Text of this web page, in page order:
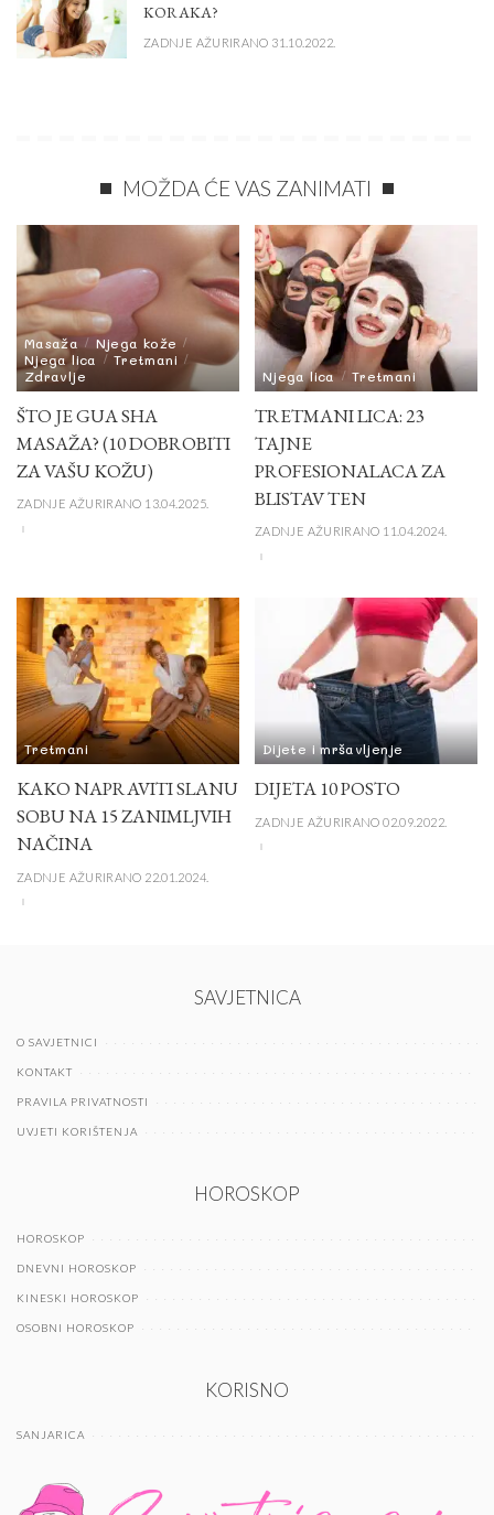
KORAKA?
ZADNJE AŽURIRANO 31.10.2022.
MOŽDA ĆE VAS ZANIMATI
Masaža
Njega kože
Njega lica
Tretmani
Zdravlje
ŠTO JE GUA SHA
MASAŽA? (10 DOBROBITI
ZA VAŠU KOŽU)
ZADNJE AŽURIRANO 13.04.2025.
Njega lica Tretmani
TRETMANI LICA: 23
TAJNE
PROFESIONALACA ZA
BLISTAV TEN
ZADNJE AŽURIRANO 11.04.2024.
Tretmani
KAKO NAPRAVITI SLANU
SOBU NA 15 ZANIMLJVIH
NAČINA
ZADNJE AŽURIRANO 22.01.2024.
Dijete i mršavljenje
DIJETA 10 POSTO
ZADNJE AŽURIRANO 02.09.2022.
SAVJETNICA
O SAVJETNICI
KONTAKT
PRAVILA PRIVATNOSTI
UVJETI KORIŠTENJA
HOROSKOP
HOROSKOP
DNEVNI HOROSKOP
KINESKI HOROSKOP
OSOBNI HOROSKOP
KORISNO
SANJARICA